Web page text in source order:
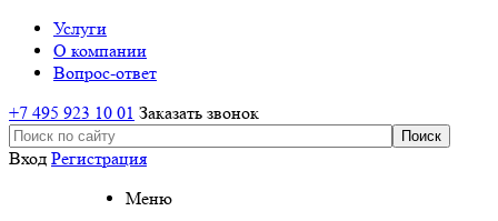
Услуги
О компании
Вопрос-ответ
+7 495 923 10 01 Заказать звонок
Вход Регистрация
Меню